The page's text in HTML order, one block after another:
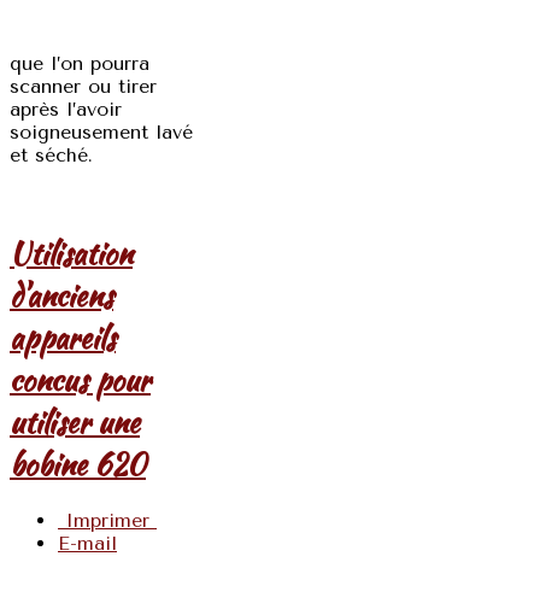
que l’on pourra
scanner ou tirer
après l’avoir
soigneusement lavé
et séché.
Utilisation
d'anciens
appareils
concus pour
utiliser une
bobine 620
Imprimer
E-mail